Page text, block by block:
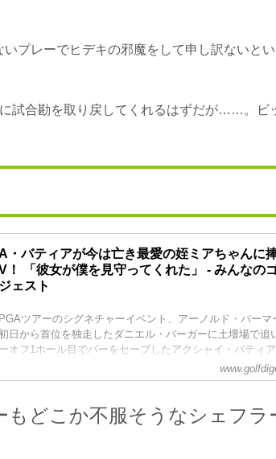
プレーでヒデキの邪魔をして申し訳ないと
試合勘を取り戻してくれるはずだが……。ビ
・バティアが今は亡き最愛の姪ミアちゃんに
！ 「彼女が僕を見守ってくれた」 - みんなの
ジェスト
PGAツアーのシグネチャーイベント、アーノルド・パーマ
日から首位を独走したダニエル・バーガーに土壇場で追
ーオフ1ホール目でパーをセーブしたアクシャイ・バティ
ツアー3勝目を挙げた。激しいガッツポーズと雄叫びで勝
には、昨年12月わずか6歳でこの世を去った最愛の姪ミ
女のため」と込み上げる感情を吐露した。
もどこか不服そうなシェフラ